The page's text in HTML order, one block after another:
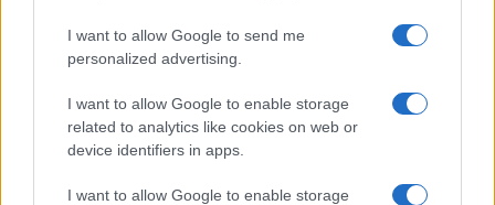
I want to allow Google to send me
personalized advertising.
I want to allow Google to enable storage
related to analytics like cookies on web or
device identifiers in apps.
I want to allow Google to enable storage
Cumuli di rifiuti a Santa Teresa Gallura, la
segnalazione dei residenti